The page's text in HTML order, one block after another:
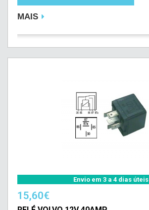
MAIS
Envio em 3 a 4 dias úteis
15,60€